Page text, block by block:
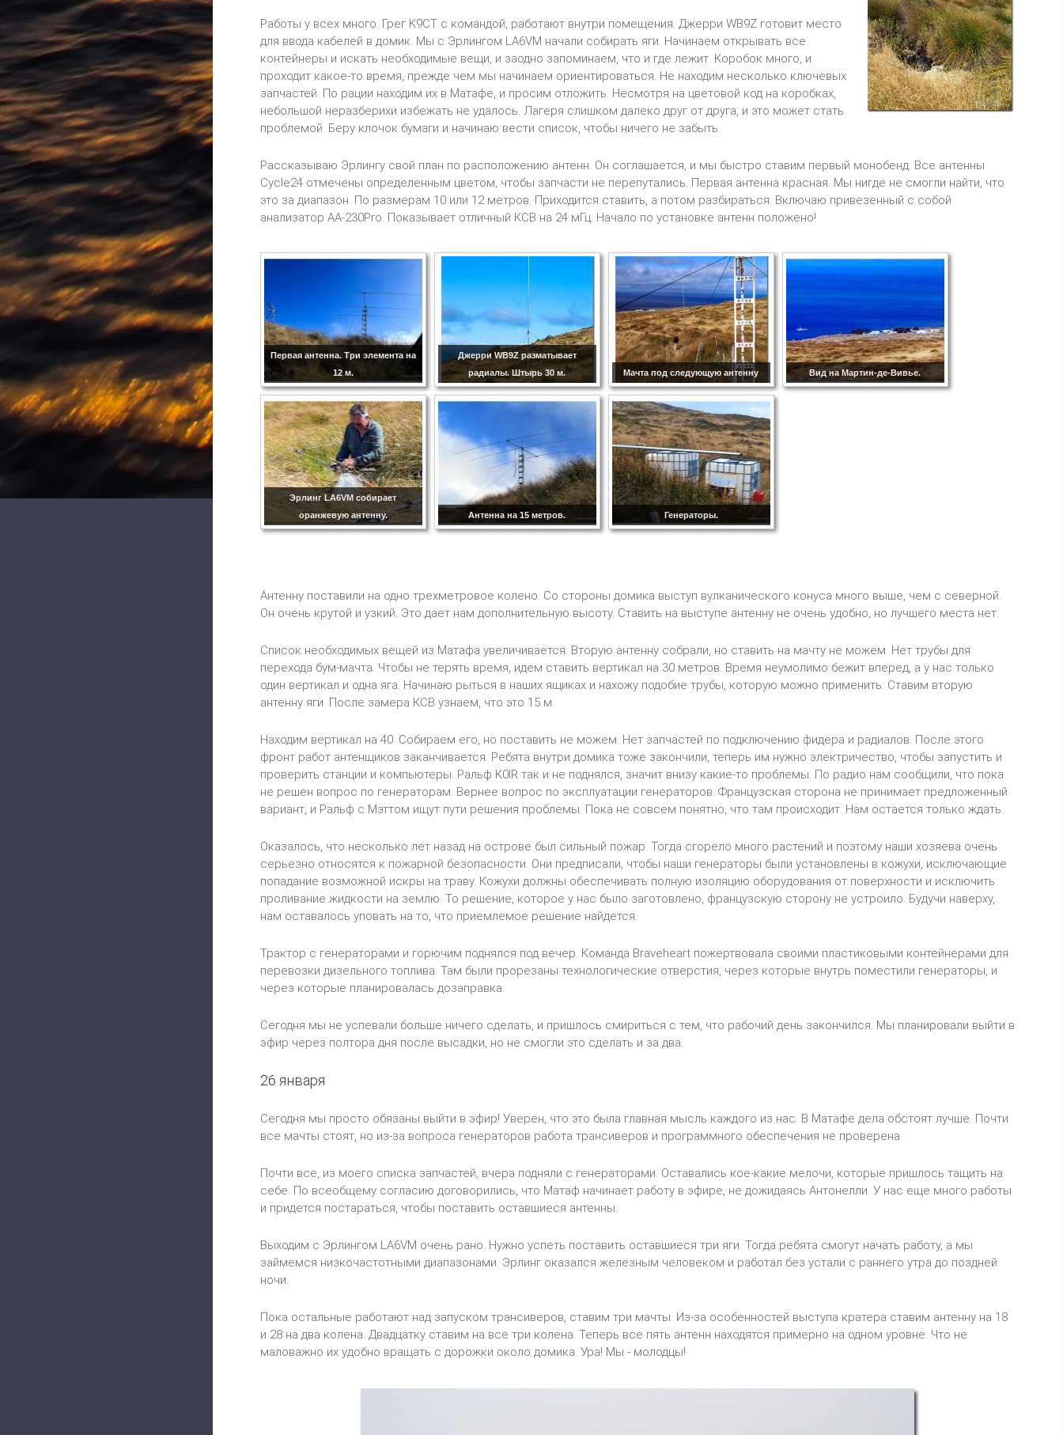
Работы у всех много. Грег K9CT с командой, работают внутри помещения. Джерри WB9Z готовит место
для ввода кабелей в домик. Мы с Эрлингом LA6VM начали собирать яги. Начинаем открывать все
контейнеры и искать необходимые вещи, и заодно запоминаем, что и где лежит. Коробок много, и
проходит какое-то время, прежде чем мы начинаем ориентироваться. Не находим несколько ключевых
запчастей. По рации находим их в Матафе, и просим отложить. Несмотря на цветовой код на коробках,
небольшой неразберихи избежать не удалось. Лагеря слишком далеко друг от друга, и это может стать
проблемой. Беру клочок бумаги и начинаю вести список, чтобы ничего не забыть.
Рассказываю Эрлингу свой план по расположению антенн. Он соглашается, и мы быстро ставим первый монобенд. Все антенны
Cycle24 отмечены определенным цветом, чтобы запчасти не перепутались. Первая антенна красная. Мы нигде не смогли найти, что
это за диапазон. По размерам 10 или 12 метров. Приходится ставить, а потом разбираться. Включаю привезенный с собой
анализатор АА-230Pro. Показывает отличный КСВ на 24 мГц. Начало по установке антенн положено!
Первая антенна. Три элемента на
12 м.
Джерри WB9Z разматывает
радиалы. Штырь 30 м.
Мачта под следующую антенну Вид на Мартин-де-Вивье.
Эрлинг LA6VM собирает
оранжевую антенну.
Антенна на 15 метров. Генераторы.
Антенну поставили на одно трехметровое колено. Со стороны домика выступ вулканического конуса много выше, чем с северной.
Он очень крутой и узкий. Это дает нам дополнительную высоту. Ставить на выступе антенну не очень удобно, но лучшего места нет.
Список необходимых вещей из Матафа увеличивается. Вторую антенну собрали, но ставить на мачту не можем. Нет трубы для
перехода бум-мачта. Чтобы не терять время, идем ставить вертикал на 30 метров. Время неумолимо бежит вперед, а у нас только
один вертикал и одна яга. Начинаю рыться в наших ящиках и нахожу подобие трубы, которую можно применить. Ставим вторую
антенну яги. После замера КСВ узнаем, что это 15 м.
Находим вертикал на 40. Собираем его, но поставить не можем. Нет запчастей по подключению фидера и радиалов. После этого
фронт работ антенщиков заканчивается. Ребята внутри домика тоже закончили, теперь им нужно электричество, чтобы запустить и
проверить станции и компьютеры. Ральф K0IR так и не поднялся, значит внизу какие-то проблемы. По радио нам сообщили, что пока
не решен вопрос по генераторам. Вернее вопрос по эксплуатации генераторов. Французская сторона не принимает предложенный
вариант, и Ральф с Мэттом ищут пути решения проблемы. Пока не совсем понятно, что там происходит. Нам остается только ждать.
Оказалось, что несколько лет назад на острове был сильный пожар. Тогда сгорело много растений и поэтому наши хозяева очень
серьезно относятся к пожарной безопасности. Они предписали, чтобы наши генераторы были установлены в кожухи, исключающие
попадание возможной искры на траву. Кожухи должны обеспечивать полную изоляцию оборудования от поверхности и исключить
проливание жидкости на землю. То решение, которое у нас было заготовлено, французскую сторону не устроило. Будучи наверху,
нам оставалось уповать на то, что приемлемое решение найдется.
Трактор с генераторами и горючим поднялся под вечер. Команда Braveheart пожертвовала своими пластиковыми контейнерами для
перевозки дизельного топлива. Там были прорезаны технологические отверстия, через которые внутрь поместили генераторы, и
через которые планировалась дозаправка.
Сегодня мы не успевали больше ничего сделать, и пришлось смириться с тем, что рабочий день закончился. Мы планировали выйти в
эфир через полтора дня после высадки, но не смогли это сделать и за два.
26 января
Сегодня мы просто обязаны выйти в эфир! Уверен, что это была главная мысль каждого из нас. В Матафе дела обстоят лучше. Почти
все мачты стоят, но из-за вопроса генераторов работа трансиверов и программного обеспечения не проверена.
Почти все, из моего списка запчастей, вчера подняли с генераторами. Оставались кое-какие мелочи, которые пришлось тащить на
себе. По всеобщему согласию договорились, что Матаф начинает работу в эфире, не дожидаясь Антонелли. У нас еще много работы
и придется постараться, чтобы поставить оставшиеся антенны.
Выходим с Эрлингом LA6VM очень рано. Нужно успеть поставить оставшиеся три яги. Тогда ребята смогут начать работу, а мы
займемся низкочастотными диапазонами. Эрлинг оказался железным человеком и работал без устали с раннего утра до поздней
ночи.
Пока остальные работают над запуском трансиверов, ставим три мачты. Из-за особенностей выступа кратера ставим антенну на 18
и 28 на два колена. Двадцатку ставим на все три колена. Теперь все пять антенн находятся примерно на одном уровне. Что не
маловажно их удобно вращать с дорожки около домика. Ура! Мы - молодцы!